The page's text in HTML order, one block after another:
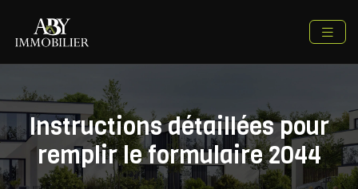
Instructions détaillées pour
remplir le formulaire 2044